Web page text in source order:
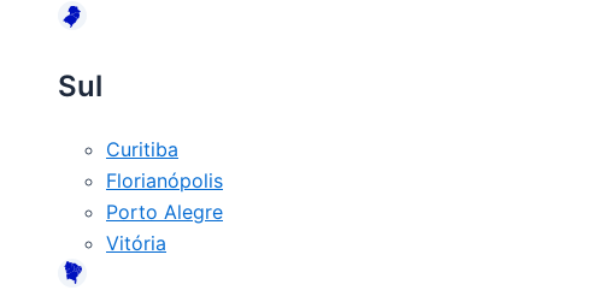
Sul
Curitiba
Florianópolis
Porto Alegre
Vitória